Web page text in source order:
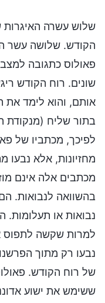
שלוש עשרה האיגרות
הקודש. שלושה עשר
פאולוס כתגובה
שונים. רוח הקודש
אותם, והוא לימד את
בתור שליח (מנקודת
לפיכך, מכתביו של
מחזיונות, אלא
מכתבים אלה אינם
בהשוואה לנבואות.
נבואות או תעלומות.
למרות שקשה לתפוס
נבעו רק מתוך
של רוח הקודש.
ששימש את ישוע